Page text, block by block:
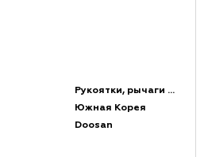
Рукоятки, рычаги и набалдашники
Южная Корея
Doosan